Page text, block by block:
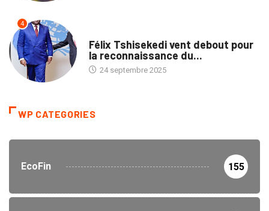
4
Félix Tshisekedi vent debout pour
la reconnaissance du...
24 septembre 2025
WP CATEGORIES
EcoFin 155